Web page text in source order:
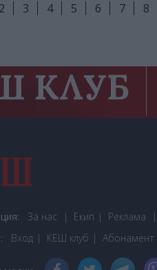
2 3 4 5 6 7 8
КЛУБ
За нас Екип Реклама
Вход КЕШ клуб Абонамент